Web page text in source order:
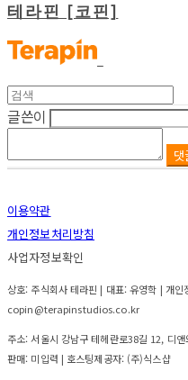
테라핀 [코핀]
글쓴이
댓
이용약관
개인정보처리방침
사업자정보확인
상호: 주식회사 테라핀 | 대표: 유영학 | 개
copin@terapinstudios.co.kr
주소: 서울시 강남구 테헤란로38길 12, 디
판매: 미입력 | 호스팅제공자: (주)식스샵